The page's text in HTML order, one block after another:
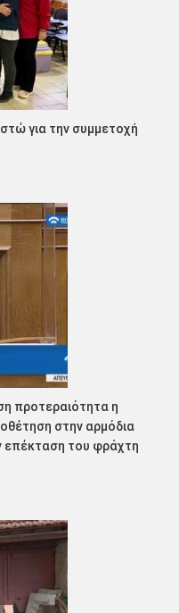
για την συμμετοχή
προτεραιότητα η
στην αρμόδια
επέκταση του φράχτη